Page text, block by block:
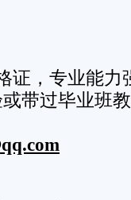
证，专业能力
带过毕业班